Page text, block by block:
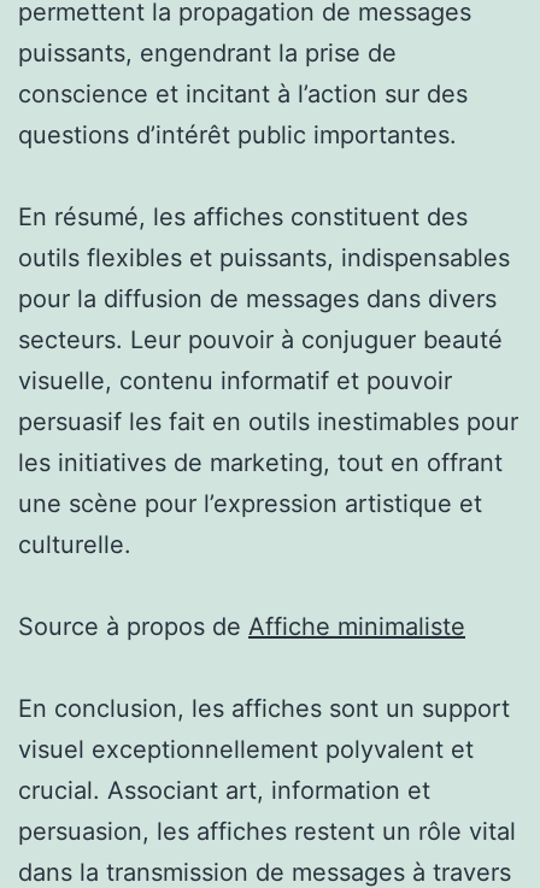
permettent la propagation de messages
puissants, engendrant la prise de
conscience et incitant à l’action sur des
questions d’intérêt public importantes.
En résumé, les affiches constituent des
outils flexibles et puissants, indispensables
pour la diffusion de messages dans divers
secteurs. Leur pouvoir à conjuguer beauté
visuelle, contenu informatif et pouvoir
persuasif les fait en outils inestimables pour
les initiatives de marketing, tout en offrant
une scène pour l’expression artistique et
culturelle.
Source à propos de Affiche minimaliste
En conclusion, les affiches sont un support
visuel exceptionnellement polyvalent et
crucial. Associant art, information et
persuasion, les affiches restent un rôle vital
dans la transmission de messages à travers